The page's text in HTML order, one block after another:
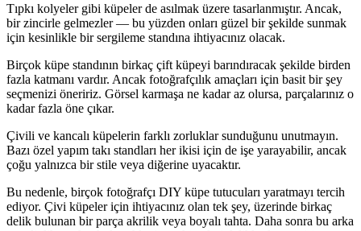
Tıpkı kolyeler gibi küpeler de asılmak üzere tasarlanmıştır. Ancak,
bir zincirle gelmezler — bu yüzden onları güzel bir şekilde sunmak
için kesinlikle bir sergileme standına ihtiyacınız olacak.
Birçok küpe standının birkaç çift küpeyi barındıracak şekilde birden
fazla katmanı vardır. Ancak fotoğrafçılık amaçları için basit bir şey
seçmenizi öneririz. Görsel karmaşa ne kadar az olursa, parçalarınız o
kadar fazla öne çıkar.
Çivili ve kancalı küpelerin farklı zorluklar sunduğunu unutmayın.
Bazı özel yapım takı standları her ikisi için de işe yarayabilir, ancak
çoğu yalnızca bir stile veya diğerine uyacaktır.
Bu nedenle, birçok fotoğrafçı DIY küpe tutucuları yaratmayı tercih
ediyor. Çivi küpeler için ihtiyacınız olan tek şey, üzerinde birkaç
delik bulunan bir parça akrilik veya boyalı tahta. Daha sonra bu arka